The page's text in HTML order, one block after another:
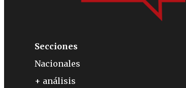
Secciones
Nacionales
+ análisis